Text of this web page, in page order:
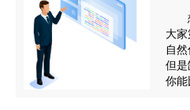
大
自
但是
你